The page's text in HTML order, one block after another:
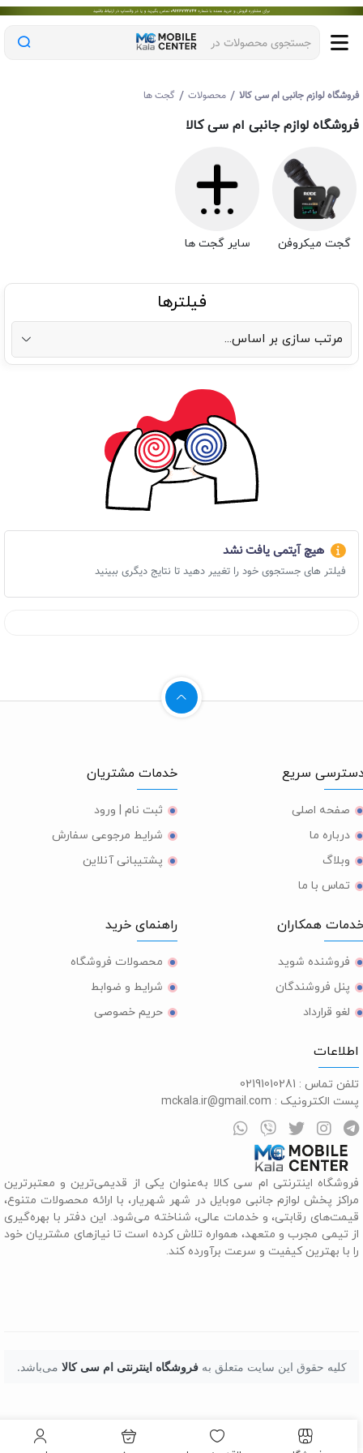
جستجوی محصولات در
لوازم جانبی ام سی کالا / محصولات / گجت ها
لوازم جانبی ام سی کالا
گجت میکروفن سایر گجت ها
فیلترها
هیچ آیتمی یافت نشد
فیلتر های جستجوی خود را تغییر دهید تا نتایج دیگری ببینید
سریع
صفحه اصلی
درباره ما
وبلاگ
تماس با ما
خدمات مشتریان
ثبت نام | ورود
شرایط مرجوعی سفارش
پشتیبانی آنلاین
همکاران
فروشنده شوید
پنل فروشندگان
لغو قرارداد
راهنمای خرید
محصولات فروشگاه
شرایط و ضوابط
حریم خصوصی
تماس : 02191010281
الکترونیک : mckala.ir@gmail.com
اینترنتی ام سی کالا به‌عنوان یکی از قدیمی‌ترین و معتبرترین
پخش لوازم جانبی موبایل در شهر شهریار، با ارائه محصولات متنوع،
رقابتی، و خدمات عالی، شناخته می‌شود. این دفتر با بهره‌گیری
تیمی مجرب و متعهد، همواره تلاش کرده است تا نیازهای مشتریان خود
با بهترین کیفیت و سرعت برآورده کند.
کلیه حقوق این سایت متعلق بهفروشگاه اینترنتی ام سی کالامی‌باشد.